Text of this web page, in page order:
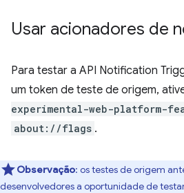
Usar acionadores de
Para testar a API Notification
um token de teste de origem,
experimental-web-platform-
about://flags .
Observação: os testes de origem
desenvolvedores a oportunidade de testar